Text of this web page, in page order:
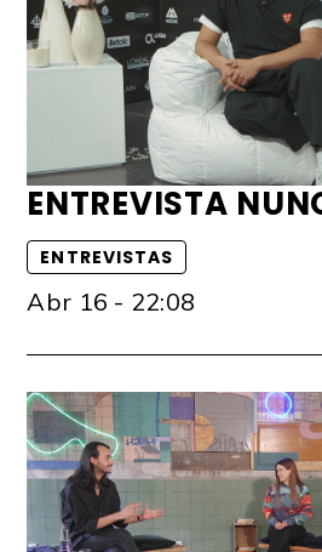
ENTREVISTA
ENTREVISTAS
Abr 16 - 22:08